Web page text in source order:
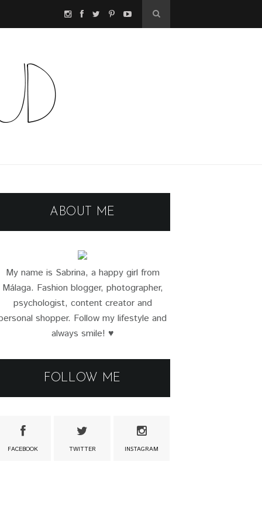
ABOUT ME
My name is Sabrina, a happy girl from
Málaga. Fashion blogger, photographer,
psychologist, content creator and
shopper. Follow my lifestyle and
always smile! ♥
FOLLOW ME
FACEBOOK TWITTER INSTAGRAM